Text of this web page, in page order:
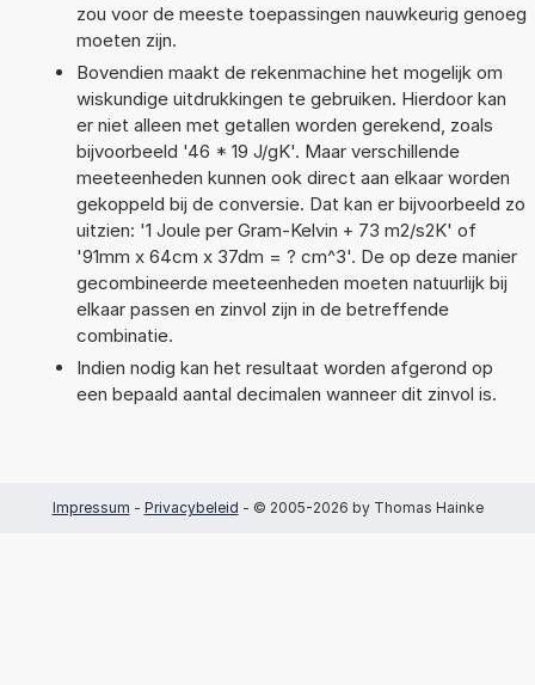
zou voor de meeste toepassingen nauwkeurig genoeg
moeten zijn.
Bovendien maakt de rekenmachine het mogelijk om
wiskundige uitdrukkingen te gebruiken. Hierdoor kan
er niet alleen met getallen worden gerekend, zoals
bijvoorbeeld '46 * 19 J/gK'. Maar verschillende
meeteenheden kunnen ook direct aan elkaar worden
gekoppeld bij de conversie. Dat kan er bijvoorbeeld zo
uitzien: '1 Joule per Gram-Kelvin + 73 m2/s2K' of
'91mm x 64cm x 37dm = ? cm^3'. De op deze manier
gecombineerde meeteenheden moeten natuurlijk bij
elkaar passen en zinvol zijn in de betreffende
combinatie.
Indien nodig kan het resultaat worden afgerond op
een bepaald aantal decimalen wanneer dit zinvol is.
Impressum - Privacybeleid - © 2005-2026 by Thomas Hainke